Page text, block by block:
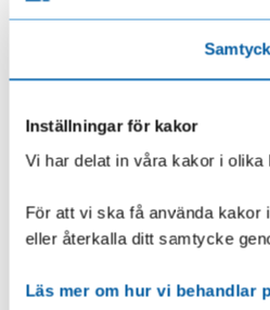
Inställningar för kakor
Vi har delat in våra kakor i
För att vi ska få använda kakor
eller återkalla ditt samtycke
Läs mer om hur vi behandlar